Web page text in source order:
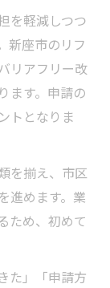
を軽減しつつ
新座市のリフ
リアフリー改
ます。申請の
トとなりま
を揃え、市区
進めます。業
ため、初めて
た」「申請方